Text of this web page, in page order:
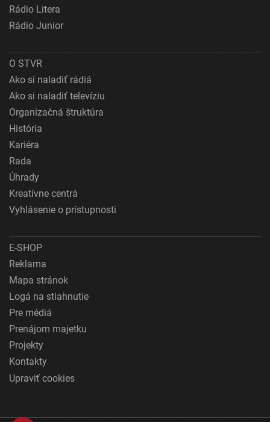
Rádio Litera
Rádio Junior
O STVR
Ako si naladiť rádiá
Ako si naladiť televíziu
Organizačná štruktúra
História
Kariéra
Rada
Úhrady
Kreatívne centrá
Vyhlásenie o prístupnosti
E-SHOP
Reklama
Mapa stránok
Logá na stiahnutie
Pre médiá
Prenájom majetku
Projekty
Kontakty
Upraviť cookies